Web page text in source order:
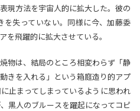
現方法を宇宙人的に拡大した。彼の
を失っていない。同様に今、加藤委
を飛躍的に拡大させている。
物は、結局のところ相変わらず「静
きを入れる」という箱庭造り的アプ
止まってしまっているように思われ
黒人のブルースを躍起になってコピ